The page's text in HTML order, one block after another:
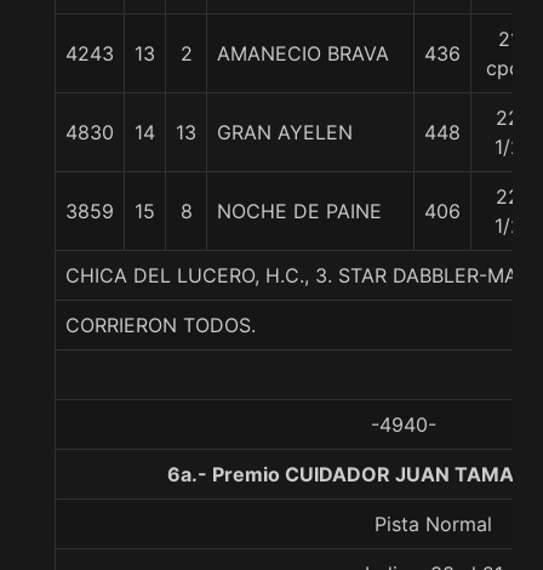
4243 13 2 AMANECIO BRAVA 436
21
cpos
4830 14 13 GRAN AYELEN 448
22
1/2
3859 15 8 NOCHE DE PAINE 406
22
1/2
CHICA DEL LUCERO, H.C., 3. STAR DABBLER-
CORRIERON TODOS.
-4940-
6a.- Premio CUIDADOR JUAN
Pista Normal